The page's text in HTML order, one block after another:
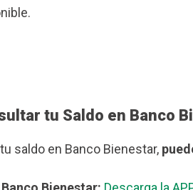
tu Saldo en Banco
saldo en Banco Bienestar,